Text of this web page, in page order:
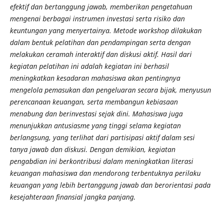
efektif dan bertanggung jawab, memberikan pengetahuan
mengenai berbagai instrumen investasi serta risiko dan
keuntungan yang menyertainya. Metode workshop dilakukan
dalam bentuk pelatihan dan pendampingan serta dengan
melakukan ceramah interaktif dan diskusi aktif. Hasil dari
kegiatan pelatihan ini adalah kegiatan ini berhasil
meningkatkan kesadaran mahasiswa akan pentingnya
mengelola pemasukan dan pengeluaran secara bijak, menyusun
perencanaan keuangan, serta membangun kebiasaan
menabung dan berinvestasi sejak dini. Mahasiswa juga
menunjukkan antusiasme yang tinggi selama kegiatan
berlangsung, yang terlihat dari partisipasi aktif dalam sesi
tanya jawab dan diskusi. Dengan demikian, kegiatan
pengabdian ini berkontribusi dalam meningkatkan literasi
keuangan mahasiswa dan mendorong terbentuknya perilaku
keuangan yang lebih bertanggung jawab dan berorientasi pada
kesejahteraan finansial jangka panjang.